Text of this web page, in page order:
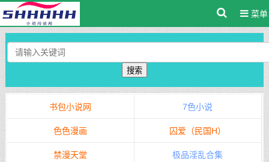
菜单
搜索
书包小说网 7色小说
色色漫画 囚爱（民国H）
禁漫天堂 极品淫乱合集